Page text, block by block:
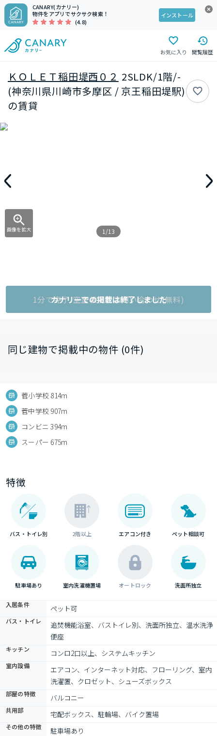
CANARY(カナリー)
物件をアプリでサクサク検索！
(4.8)
インストール
お気に入り 閲覧履歴
ＫＯＬＥＴ稲田堤西０２ 2SLDK/1階/-
(神奈川県川崎市多摩区 / 京王稲田堤駅)
の賃貸
画像を拡大 1/13
1分で完了!空室状況をお問い合わせ(無料)
カナリーでの掲載は終了しました
同じ建物で掲載中の物件 (0件)
菅小学校 814m
菅中学校 907m
コンビニ 394m
スーパー 675m
特徴
バス・トイレ別 2階以上 エアコン付き ペット相談可
駐車場あり 室内洗濯機置場 オートロック 洗面所独立
入居条件 ペット可
バス・トイレ
追焚機能浴室、バストイレ別、洗面所独立、温水洗浄
便座
キッチン コンロ2口以上、システムキッチン
室内設備
エアコン、インターネット対応、フローリング、室内
洗濯置、クロゼット、シューズボックス
部屋の特徴 バルコニー
共用部 宅配ボックス、駐輪場、バイク置場
その他の特徴 駐車場あり